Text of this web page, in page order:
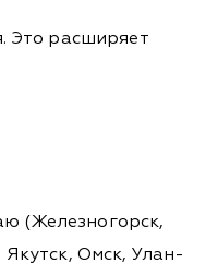
Это расширяет
(Железногорск,
Омск, Улан-